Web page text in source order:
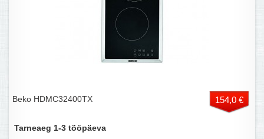
Beko HDMC32400TX 154,0 €
Tarneaeg 1-3 tööpäeva